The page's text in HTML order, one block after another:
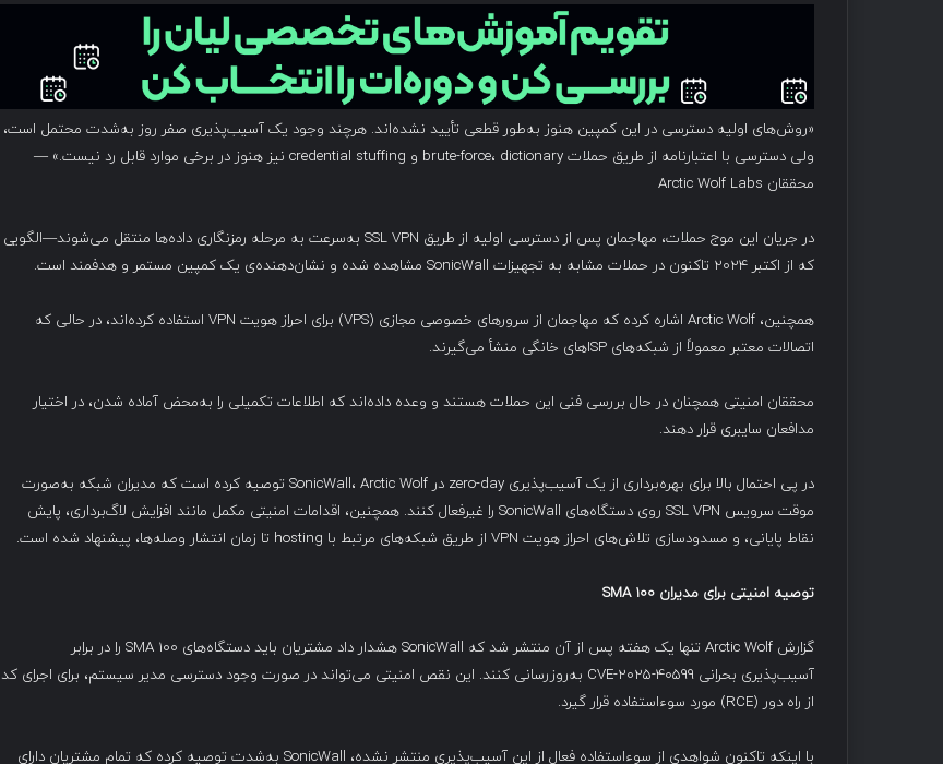
«روش‌های اولیه دسترسی در این کمپین هنوز به‌طور قطعی تأیید نشده‌اند. هرچند وجود یک آسیب‌پذیری صفر روز به‌شدت محتمل است،
ولی دسترسی با اعتبارنامه از طریق حملات brute-force، dictionary و credential stuffing نیز هنوز در برخی موارد قابل رد نیست.» —
محققان Arctic Wolf Labs
در جریان این موج حملات، مهاجمان پس از دسترسی اولیه از طریق SSL VPN به‌سرعت به مرحله رمزنگاری داده‌ها منتقل می‌شوند—الگویی
که از اکتبر ۲۰۲۴ تاکنون در حملات مشابه به تجهیزات SonicWall مشاهده شده و نشان‌دهنده‌ی یک کمپین مستمر و هدفمند است.
همچنین، Arctic Wolf اشاره کرده که مهاجمان از سرورهای خصوصی مجازی (VPS) برای احراز هویت VPN استفاده کرده‌اند، در حالی که
اتصالات معتبر معمولاً از شبکه‌های ISPهای خانگی منشأ می‌گیرند.
محققان امنیتی همچنان در حال بررسی فنی این حملات هستند و وعده داده‌اند که اطلاعات تکمیلی را به‌محض آماده شدن، در اختیار
مدافعان سایبری قرار دهند.
در پی احتمال بالا برای بهره‌برداری از یک آسیب‌پذیری zero-day در SonicWall، Arctic Wolf توصیه کرده است که مدیران شبکه به‌صورت
موقت سرویس SSL VPN روی دستگاه‌های SonicWall را غیرفعال کنند. همچنین، اقدامات امنیتی مکمل مانند افزایش لاگ‌برداری، پایش
نقاط پایانی، و مسدودسازی تلاش‌های احراز هویت VPN از طریق شبکه‌های مرتبط با hosting تا زمان انتشار وصله‌ها، پیشنهاد شده است.
توصیه امنیتی برای مدیران
گزارش Arctic Wolf تنها یک هفته پس از آن منتشر شد که SonicWall هشدار داد مشتریان باید دستگاه‌های SMA 100 را در برابر
آسیب‌پذیری بحرانی CVE-2025-40599 به‌روزرسانی کنند. این نقص امنیتی می‌تواند در صورت وجود دسترسی مدیر سیستم، برای اجرای کد
از راه دور (RCE) مورد سوءاستفاده قرار گیرد.
با اینکه تاکنون شواهدی از سوءاستفاده فعال از این آسیب‌پذیری منتشر نشده، SonicWall به‌شدت توصیه کرده که تمام مشتریان دارای